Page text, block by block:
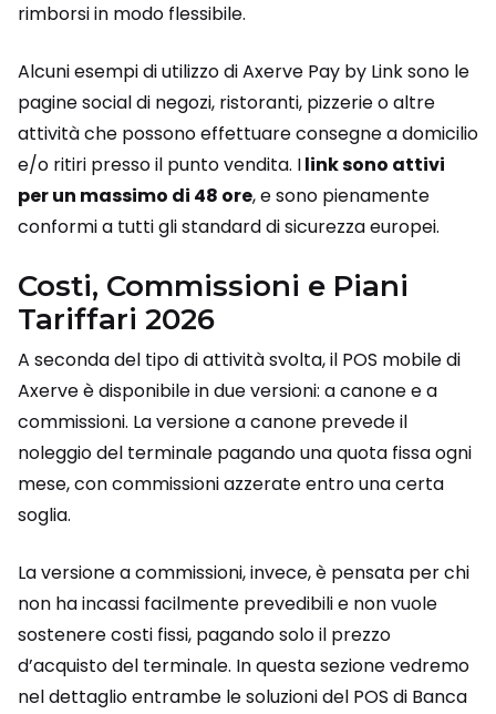
rimborsi in modo flessibile.
Alcuni esempi di utilizzo di Axerve Pay by Link sono le
pagine social di negozi, ristoranti, pizzerie o altre
attività che possono effettuare consegne a domicilio
e/o ritiri presso il punto vendita. Ilink sono attivi
per un massimo di 48 ore, e sono pienamente
conformi a tutti gli standard di sicurezza europei.
Costi, Commissioni e Piani
Tariffari 2026
A seconda del tipo di attività svolta, il POS mobile di
Axerve è disponibile in due versioni: a canone e a
commissioni. La versione a canone prevede il
noleggio del terminale pagando una quota fissa ogni
mese, con commissioni azzerate entro una certa
soglia.
La versione a commissioni, invece, è pensata per chi
non ha incassi facilmente prevedibili e non vuole
sostenere costi fissi, pagando solo il prezzo
d’acquisto del terminale. In questa sezione vedremo
nel dettaglio entrambe le soluzioni del POS di Banca